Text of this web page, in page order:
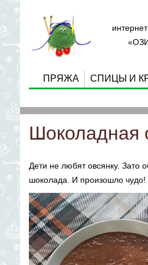
ПРЯЖА СПИЦЫ И
Шоколадная
Дети не любят овсянку. Зато
шоколада. И произошло чудо!